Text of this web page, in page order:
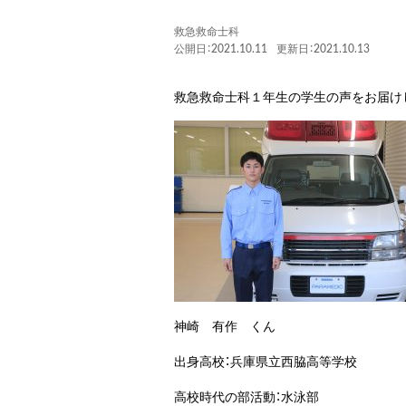
救急救命士科
公開日：2021.10.11
更新日：2021.10.13
救急救命士科１年生の学生の声をお届け
神崎 有作 くん
出身高校：兵庫県立西脇高等学校
高校時代の部活動：水泳部